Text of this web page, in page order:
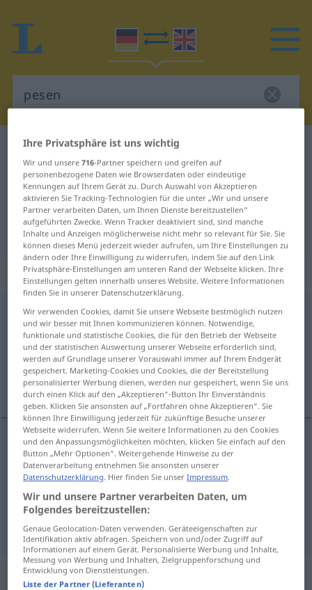
Deutsch-Englisch Wörterbuch
Deutsch-Englisch Übersetzung für
"pesen"
"pesen" Englisch Übersetzung
„pesen“: intransitives Verb
pesen [ˈpeːzən]v/i <sein> UMG
Übersicht aller Übersetzungen
(Für mehr Details die Übersetzung anklicken/antippen)
tear, belt, zoom
tear pesen
belt pesen
zoom pesen
Synonyme für "pesen"
Ihre Privatsphäre ist uns wichtig
Wir und unsere716-Partner speichern und greifen auf
personenbezogene Daten wie Browserdaten oder eindeutige
Kennungen auf Ihrem Gerät zu. Durch Auswahl von Akzeptieren
aktivieren Sie Tracking-Technologien für die unter „Wir und unsere
Partner verarbeiten Daten, um Ihnen Dienste bereitzustellen“
aufgeführten Zwecke. Wenn Tracker deaktiviert sind, sind manche
Inhalte und Anzeigen möglicherweise nicht mehr so relevant für Sie. Sie
können dieses Menü jederzeit wieder aufrufen, um Ihre Einstellungen zu
ändern oder Ihre Einwilligung zu widerrufen, indem Sie auf den Link
Privatsphäre-Einstellungen am unteren Rand der Webseite klicken. Ihre
Einstellungen gelten innerhalb unseres Website. Weitere Informationen
finden Sie in unserer Datenschutzerklärung.
Wir verwenden Cookies, damit Sie unsere Webseite bestmöglich nutzen
und wir besser mit Ihnen kommunizieren können. Notwendige,
funktionale und statistische Cookies, die für den Betrieb der Webseite
und der statistischen Auswertung unserer Webseite erforderlich sind,
werden auf Grundlage unserer Vorauswahl immer auf Ihrem Endgerät
gespeichert. Marketing-Cookies und Cookies, die der Bereitstellung
personalisierter Werbung dienen, werden nur gespeichert, wenn Sie uns
durch einen Klick auf den „Akzeptieren“-Button Ihr Einverständnis
geben. Klicken Sie ansonsten auf „Fortfahren ohne Akzeptieren“. Sie
können Ihre Einwilligung jederzeit für zukünftige Besuche unserer
Webseite widerrufen. Wenn Sie weitere Informationen zu den Cookies
und den Anpassungsmöglichkeiten möchten, klicken Sie einfach auf den
Button „Mehr Optionen“. Weitergehende Hinweise zu der
Datenverarbeitung entnehmen Sie ansonsten unserer
Datenschutzerklärung. Hier finden Sie unserImpressum.
Wir und unsere Partner verarbeiten Daten, um
Folgendes bereitzustellen:
Genaue Geolocation-Daten verwenden. Geräteeigenschaften zur
Identifikation aktiv abfragen. Speichern von und/oder Zugriff auf
Informationen auf einem Gerät. Personalisierte Werbung und Inhalte,
Messung von Werbung und Inhalten, Zielgruppenforschung und
Entwicklung von Dienstleistungen.
Liste der Partner (Lieferanten)